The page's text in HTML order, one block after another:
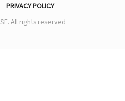
PRIVACY POLICY
All rights reserved